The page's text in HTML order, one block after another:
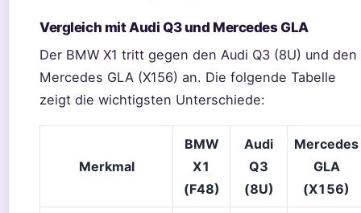
Vergleich mit Audi Q3 und Mercedes GLA
Der BMW X1 tritt gegen den Audi Q3 (8U) und den
Mercedes GLA (X156) an. Die folgende Tabelle
zeigt die wichtigsten Unterschiede:
Merkmal
BMW
X1
(F48)
Audi
Q3
(8U)
Mercedes
GLA
(X156)